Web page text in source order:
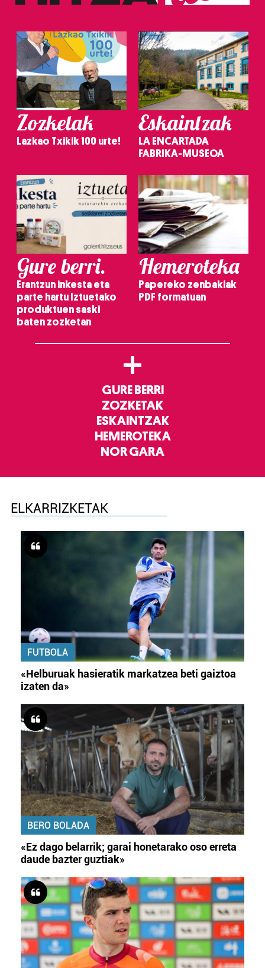
Zozketak
Lazkao Txikik 100 urte!
Eskaintzak
LA ENCARTADA
FABRIKA-MUSEOA
Gure berri.
Erantzun inkesta eta
parte hartu Iztuetako
produktuen saski
baten zozketan
Hemeroteka
Papereko zenbakiak
PDF formatuan
+
GURE BERRI
ZOZKETAK
ESKAINTZAK
HEMEROTEKA
NOR GARA
ELKARRIZKETAK
FUTBOLA
«Helburuak hasieratik markatzea beti gaiztoa
izaten da»
BERO BOLADA
«Ez dago belarrik; garai honetarako oso erreta
daude bazter guztiak»